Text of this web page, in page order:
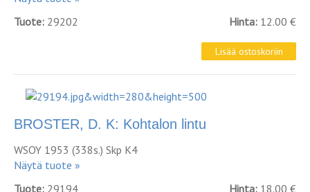
Tuote: 29202 Hinta: 12.00 €
BROSTER, D. K: Kohtalon lintu
WSOY 1953 (338s.) Skp K4
Näytä tuote »
Tuote: 29194 Hinta: 18.00 €